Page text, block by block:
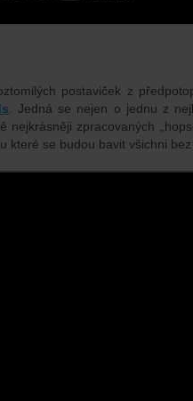
postaviček z
. Jedná se nejen o jednu z
nejkrásněji zpracovaných
které se budou bavit všichni